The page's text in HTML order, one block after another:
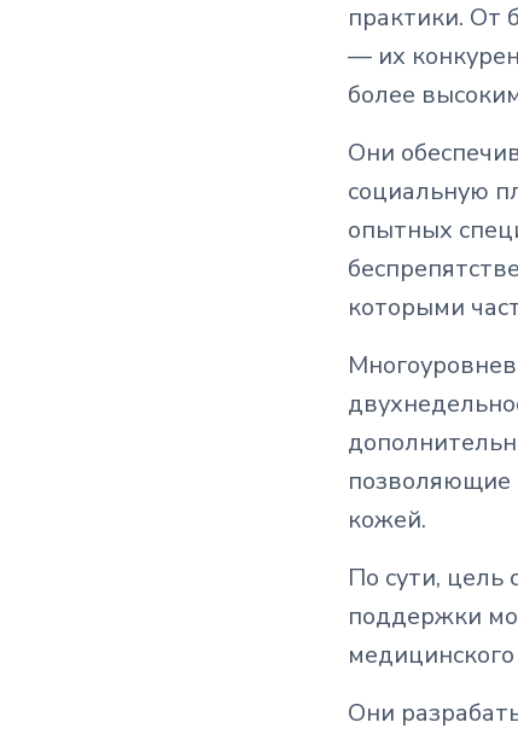
практики. От
— их
более
Они
социальную
опытных
которыми
позволяющие
кожей.
По сути, цель
поддержки
Они